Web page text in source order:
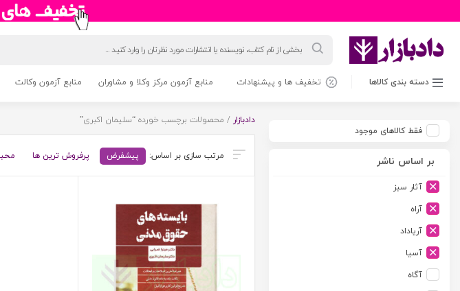
محصولات
دسته بندی کالاها تخفیف ها و پیشنهادات منابع آزمون مرکز وکلا و مشاوران منابع آزمون وکالت
فقط کالاهای موجود
بر اساس ناشر
آثار سبز
آراه
آریاداد
آسیا
آگاه
دادبازار / محصولات برچسب خورده “سلیمان اکبری”
پیشفرض پرفروش ترین ها